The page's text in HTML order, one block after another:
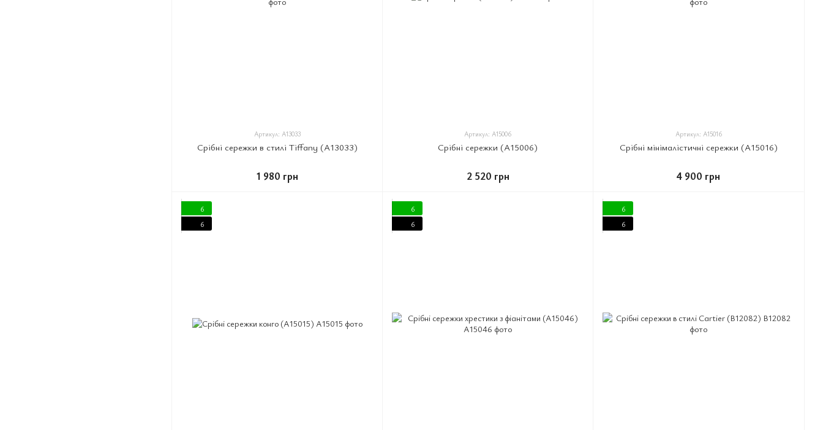
Артикул: A13033
Срібні сережки в стилі Tiffany (A13033)
1 980 грн
Артикул: A15006
Срібні сережки (A15006)
2 520 грн
Артикул: A15016
Срібні мінімалістичні сережки (A15016)
4 900 грн
6
6
6
6
6
6